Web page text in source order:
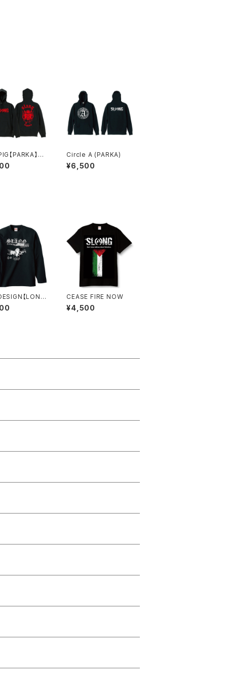
【PARKA】RE
Circle A (PARKA)
¥6,500
【LONG
】
CEASE FIRE NOW
¥4,500